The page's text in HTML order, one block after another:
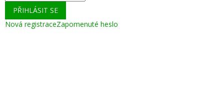
PŘIHLÁSIT SE
Nová registraceZapomenuté heslo